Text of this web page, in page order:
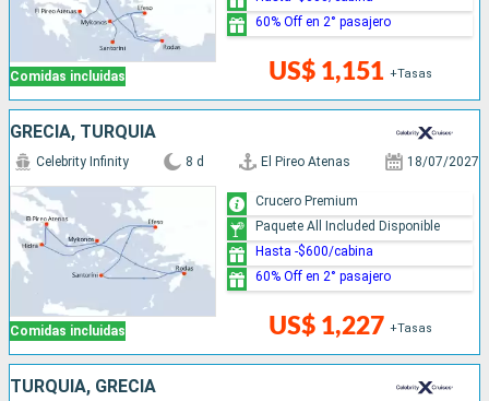
Comidas incluidas US$ 1,151 +Tasas
60% Off en 2° pasajero
GRECIA, TURQUÍA
Comidas incluidas
Celebrity Infinity 8 d El Pireo Atenas 18/07/2027
US$ 1,227 +Tasas
Crucero Premium
Paquete All Included Disponible
Hasta -$600/cabina
60% Off en 2° pasajero
TURQUÍA, GRECIA